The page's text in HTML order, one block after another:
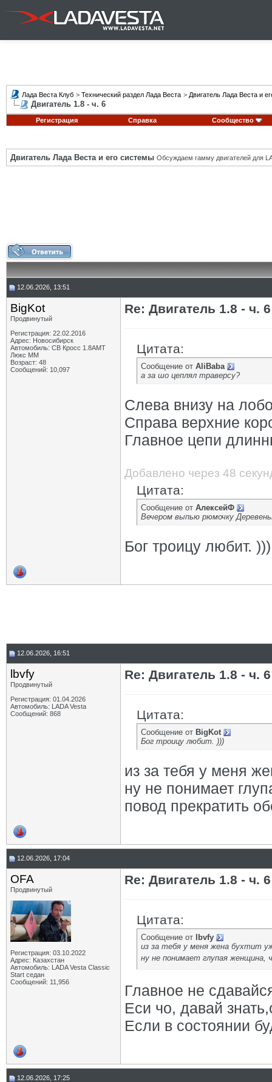
Лада Веста Клуб > Технический раздел Лада Веста > Двигатель Лада Веста и
Двигатель 1.8 - ч. 6
Регистрация Справка Сообщество
Двигатель Лада Веста и его системы Обсуждаем гамму двигателей для
12.06.2026, 13:51
BigKot
Продвинутый
Регистрация: 22.02.2016
Адрес: Новосибирск
Автомобиль: СВ Кросс 1.8АМТ
Люкс ММ
Возраст: 48
Сообщений: 10,097
Re: Двигатель 1.8 - ч. 6
Цитата:
Сообщение от AliBaba
а за шо цеплял траверсу?
Слева внизу на
Справа верхние
Главное цепи
Добавлено через 48
Цитата:
Сообщение от АлексейФ
Вечером выпью рюмочку
Бог троицу любит. )))
12.06.2026, 16:51
lbvfy
Продвинутый
Регистрация: 01.04.2026
Автомобиль: LADA Vesta
Сообщений: 868
Re: Двигатель 1.8 - ч. 6
Цитата:
Сообщение от BigKot
Бог троицу любит. )))
из за тебя у меня
ну не понимает
повод прекратить
12.06.2026, 17:04
OFA
Продвинутый
Регистрация: 03.10.2022
Адрес: Казахстан
Автомобиль: LADA Vesta Classic
Start седан
Сообщений: 11,956
Re: Двигатель 1.8 - ч. 6
Цитата:
Сообщение от
lbvfy
из за тебя у меня жена бухтит
ну не понимает глупая женщина,
Главное не
Еси чо, давай
Если в состоянии
12.06.2026, 17:25